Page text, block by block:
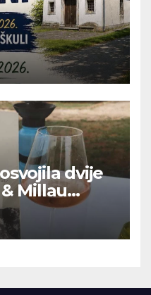
dvije
Millau